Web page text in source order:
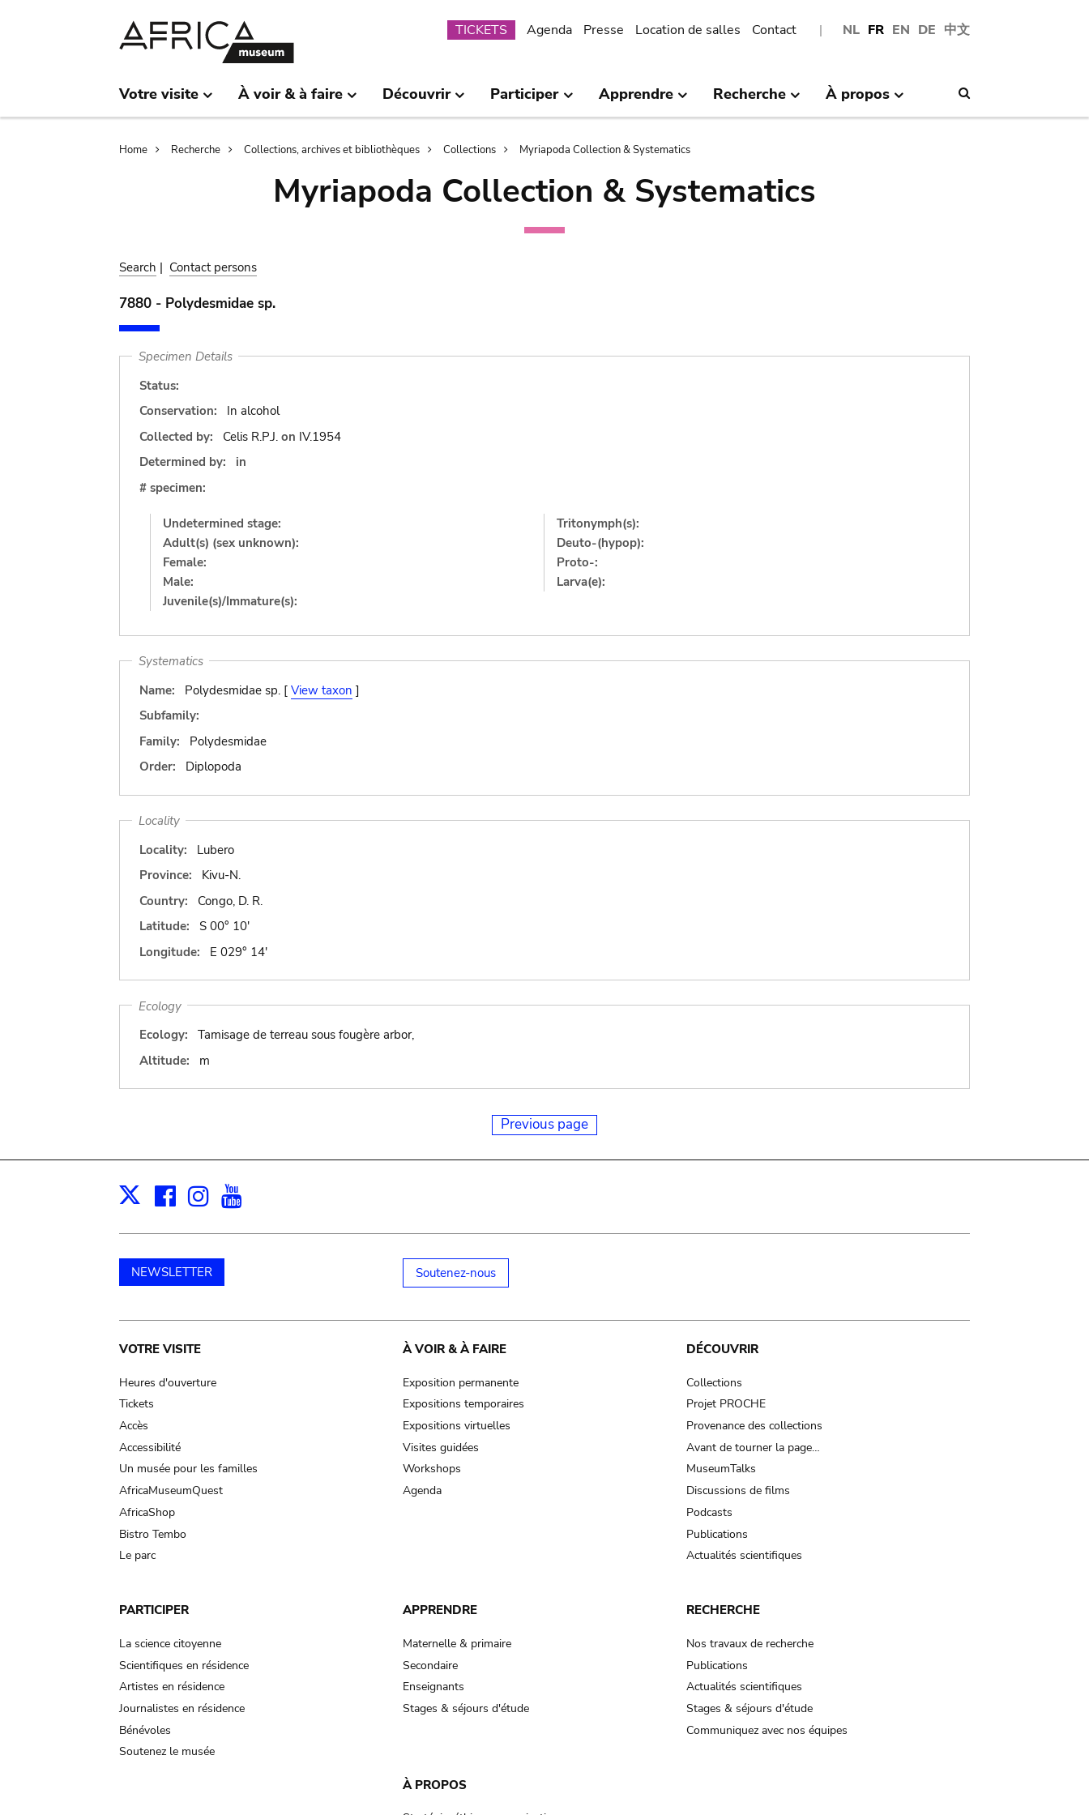
NL FR EN DE 中文
Submenu
TICKETS Agenda Presse Location de salles Contact
Votre visite À voir & à faire Découvrir Participer Apprendre Recherche À propos
Breadcrumb
Home Recherche Collections, archives et bibliothèques Collections Myriapoda Collection & Systematics
Myriapoda Collection & Systematics
Search | Contact persons
7880 - Polydesmidae sp.
Specimen Details
Status:
Conservation:
In alcohol
Collected by:
Celis R.P.J. on IV.1954
Determined by:
in
# specimen:
Undetermined stage:
Adult(s) (sex unknown):
Female:
Male:
Juvenile(s)/Immature(s):
Tritonymph(s):
Deuto-(hypop):
Proto-:
Larva(e):
Systematics
Name:
Polydesmidae sp. [ View taxon ]
Subfamily:
Family:
Polydesmidae
Order:
Diplopoda
Locality
Locality:
Lubero
Province:
Kivu-N.
Country:
Congo, D. R.
Latitude:
S 00° 10'
Longitude:
E 029° 14'
Ecology
Ecology:
Tamisage de terreau sous fougère arbor,
Altitude:
m
Previous page
X Facebook
Instagram
NEWSLETTER Soutenez-nous
Main
navigation
VOTRE VISITE
Heures d'ouverture
Tickets
Accès
Accessibilité
Un musée pour les familles
AfricaMuseumQuest
AfricaShop
Bistro Tembo
Le parc
À VOIR & À FAIRE
Exposition permanente
Expositions temporaires
Expositions virtuelles
Visites guidées
Workshops
Agenda
DÉCOUVRIR
Collections
Projet PROCHE
Provenance des collections
Avant de tourner la page…
MuseumTalks
Discussions de films
Podcasts
Publications
Actualités scientifiques
PARTICIPER
La science citoyenne
Scientifiques en résidence
Artistes en résidence
Journalistes en résidence
Bénévoles
Soutenez le musée
APPRENDRE
Maternelle & primaire
Secondaire
Enseignants
Stages & séjours d'étude
RECHERCHE
Nos travaux de recherche
Publications
Actualités scientifiques
Stages & séjours d'étude
Communiquez avec nos équipes
À PROPOS